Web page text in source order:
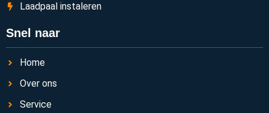
Laadpaal instaleren
Snel naar
Home
Over ons
Service